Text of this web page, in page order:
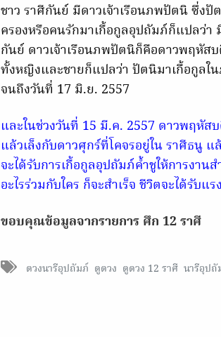
ชาว ราศีกันย์ มีดาวเจ้าเรือนภพปัตนิ ซึ่ง
ครองหรือคนรักมาเกื้อกูลอุปถัมภ์ก็แปลว่า
กันย์ ดาวเจ้าเรือนภพปัตนิก็คือดาวพฤหัส
ทั้งหญิงและชายก็แปลว่า ปัตนิมาเกื้อกูล
จนถึงวันที่ 17 มิ.ย. 2557
และในช่วงวันที่ 15 มี.ค. 2557 ดาวพฤหัส
แล้วเล็งกับดาวศุกร์ที่โคจรอยู่ใน ราศีธนู
จะได้รับการเกื้อกูลอุปถัมภ์ค้ำชูให้การงาน
อะไรร่วมกับใคร ก็จะสำเร็จ ชีวิตจะได้รับแ
ขอบคุณข้อมูลจากรายการ ศึก 12 ราศี
ดวงนารีอุปถัมภ์ ดูดวง ดูดวง 12 ราศี นารีอุป